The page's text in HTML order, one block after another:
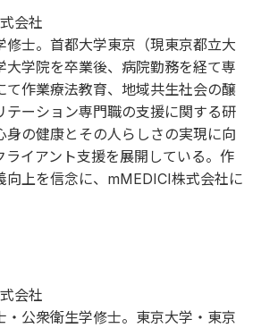
会社
修士。首都大学東京（現東京都立大
大学院を卒業後、病院勤務を経て専
て作業療法教育、地域共生社会の醸
テーション専門職の支援に関する研
身の健康とその人らしさの実現に向
ライアント支援を展開している。作
向上を信念に、mMEDICI株式会社に
会社
・公衆衛生学修士。東京大学・東京